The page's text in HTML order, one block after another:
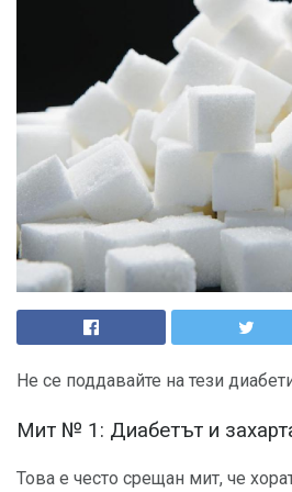
Не се поддавайте на тези
Мит № 1: Диабетът и
Това е често срещан мит, че